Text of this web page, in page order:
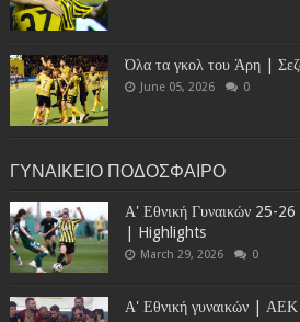
Όλα τα γκολ του Άρη |
June 05, 2026 0
ΓΥΝΑΙΚΕΙΟ ΠΟΔΟΣΦΑΙΡΟ
Α' Εθνική Γυναικών 25-
| Highlights
March 29, 2026 0
Α' Εθνική γυναικών |